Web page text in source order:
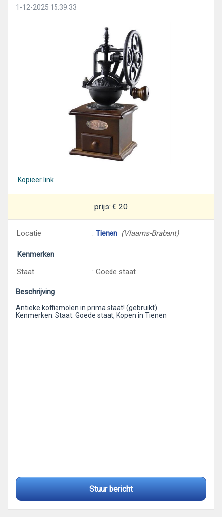
1-12-2025 15:39:33
Kopieer link
prijs: € 20
Locatie : Tienen (Vlaams-Brabant)
Kenmerken
Staat
: Goede staat
Beschrijving
Antieke koffiemolen in prima staat! (gebruikt)
Kenmerken: Staat: Goede staat, Kopen in Tienen
Stuur bericht